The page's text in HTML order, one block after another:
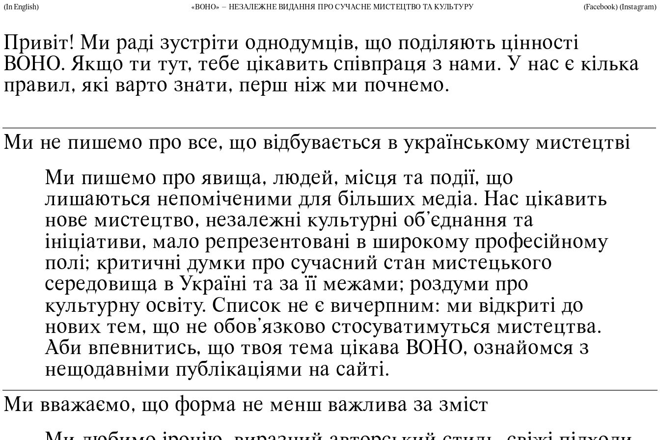
(In English) «ВОНО» – НЕЗАЛЕЖНЕ ВИДАННЯ ПРО СУЧАСНЕ МИСТЕЦТВО ТА КУЛЬТУРУ (Facebook) (Instagram)
Привіт! Ми раді зустріти однодумців, що поділяють цінності
ВОНО. Якщо ти тут, тебе цікавить співпраця з нами. У нас є кілька
правил, які варто знати, перш ніж ми почнемо.
Ми не пишемо про все, що відбувається в українському мистецтві
Ми пишемо про явища, людей, місця та події, що
лишаються непоміченими для більших медіа. Нас цікавить
нове мистецтво, незалежні культурні об’єднання та
ініціативи, мало репрезентовані в широкому професійному
полі; критичні думки про сучасний стан мистецького
середовища в Україні та за її межами; роздуми про
культурну освіту. Список не є вичерпним: ми відкриті до
нових тем, що не обов’язково стосуватимуться мистецтва.
Аби впевнитись, що твоя тема цікава ВОНО, ознайомся з
нещодавніми публікаціями на сайті.
Ми вважаємо, що форма не менш важлива за зміст